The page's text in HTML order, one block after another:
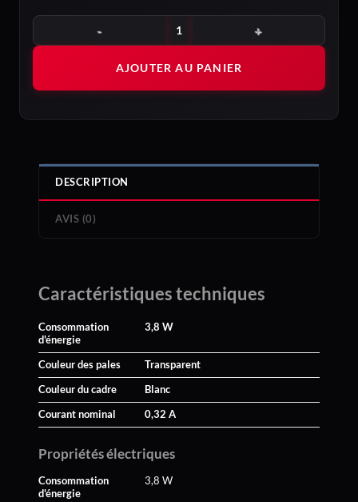
quantité de be quiet! Light Wings LX 120 mm PWM | Ventilateur
AJOUTER AU PANIER
DESCRIPTION
AVIS (0)
Caractéristiques techniques
Consommation
d'énergie
3,8 W
Couleur des pales Transparent
Couleur du cadre Blanc
Courant nominal 0,32 A
Propriétés électriques
Consommation
d'énergie
3,8 W